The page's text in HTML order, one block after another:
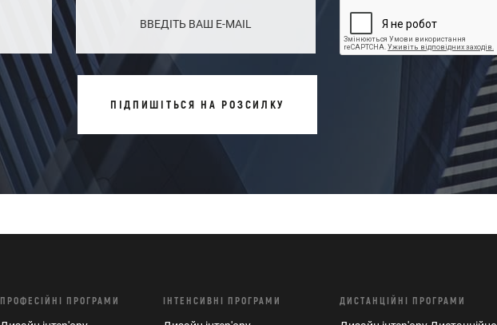
ПІДПИШІТЬСЯ НА РОЗСИЛКУ
ПРОФЕСІЙНІ ПРОГРАМИ ІНТЕНСИВНІ ПРОГРАМИ ДИСТАНЦIЙНI ПРОГРАМИ